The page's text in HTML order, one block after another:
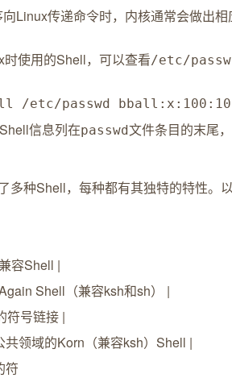
Linux传递命令时，内核通常会做出相
使用的Shell，可以查看/etc/
/etc/passwd
信息列在passwd文件条目的末尾
多种Shell，每种都有其独特的特性。
容Shell |
Shell（兼容ksh和sh） |
符号链接 |
共领域的Korn（兼容ksh）Shell |
符